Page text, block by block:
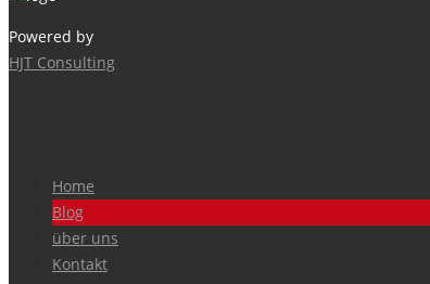
Powered by
HJT Consulting
Home
Blog
über uns
Kontakt